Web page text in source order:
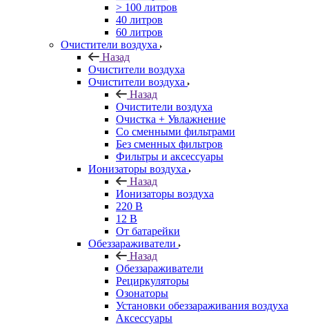
> 100 литров
40 литров
60 литров
Очистители воздуха
Назад
Очистители воздуха
Очистители воздуха
Назад
Очистители воздуха
Очистка + Увлажнение
Cо сменными фильтрами
Без сменных фильтров
Фильтры и аксессуары
Ионизаторы воздуха
Назад
Ионизаторы воздуха
220 В
12 В
От батарейки
Обеззараживатели
Назад
Обеззараживатели
Рециркуляторы
Озонаторы
Установки обеззараживания воздуха
Аксессуары